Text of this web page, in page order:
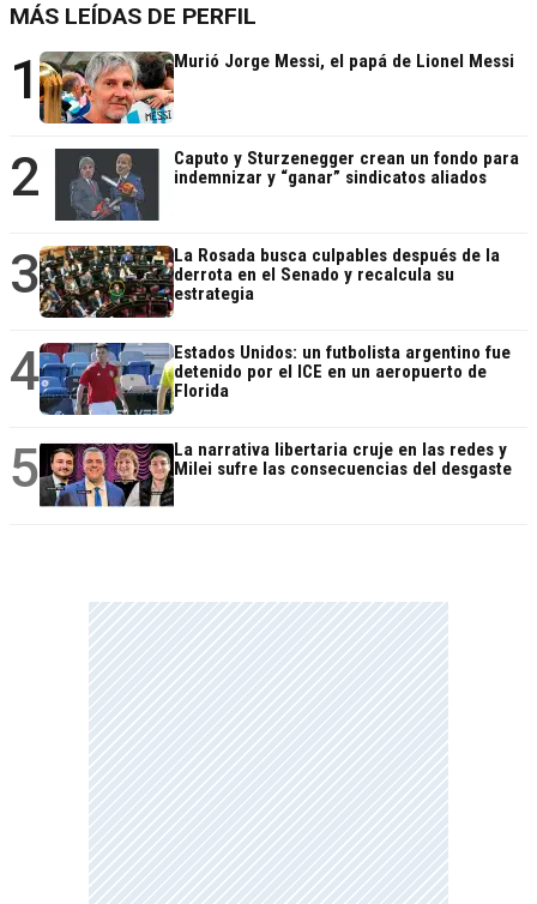
MÁS LEÍDAS DE PERFIL
1 Murió Jorge Messi, el papá de Lionel Messi
2
Caputo y Sturzenegger crean un fondo para
indemnizar y “ganar” sindicatos aliados
3
La Rosada busca culpables después de la
derrota en el Senado y recalcula su
estrategia
4
Estados Unidos: un futbolista argentino fue
detenido por el ICE en un aeropuerto de
Florida
5
La narrativa libertaria cruje en las redes y
Milei sufre las consecuencias del desgaste